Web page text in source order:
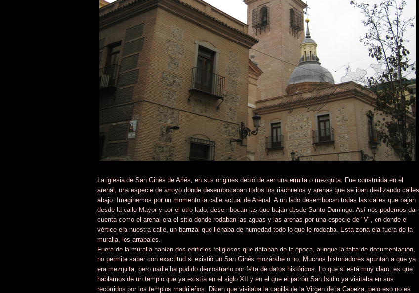
La iglesia de San Ginés de Arlés, en sus origines debió de ser una ermita o mezquita. Fue construida en el
arenal, una especie de arroyo donde desembocaban todos los riachuelos y arenas que se iban deslizando calles
abajo. Imaginemos por un momento la calle actual de Arenal. A un lado desembocan todas las calles que bajan
desde la calle Mayor y por el otro lado, desembocan las que bajan desde Santo Domingo. Así nos podemos dar
cuenta como el arenal era el sitio donde rodaban las aguas y las arenas por una especie de "V", en donde el
vértice era nuestra calle, un barrizal que llenaba de humedad todo lo que le rodeaba. Esta zona era fuera de la
muralla, los arrabales.
Fuera de la muralla habían dos edificios religiosos que databan de la época, aunque la falta de documentación,
no permite saber con exactitud si existió un San Ginés mozárabe o no. Muchos historiadores apuntan a que ya
era mezquita, pero nadie ha podido demostrarlo por falta de datos históricos. Lo que si está muy claro, es que
hablamos de un templo que ya existía en el siglo XII y en el que el patrón San Isidro ya visitaba en sus
recorridos por los templos madrileños. Dicen que visitaba la capilla de la Virgen de la Cabeza, pero eso no es